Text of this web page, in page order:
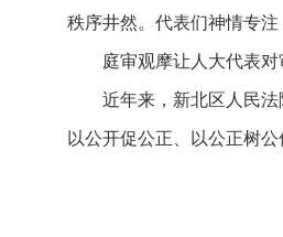
秩序井然。代表们神情专
庭审观摩让人大代表
近年来，新北区人民
以公开促公正、以公正树